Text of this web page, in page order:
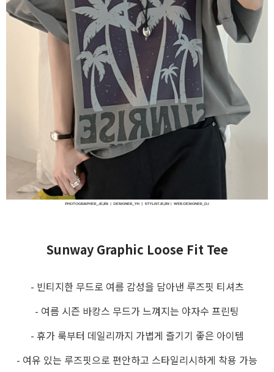
Sunway Graphic Loose Fit Tee
- 빈티지한 무드로 여름 감성을 담아낸 루즈핏 티셔츠
- 여름 시즌 바캉스 무드가 느껴지는 야자수 프린팅
- 휴가 룩부터 데일리까지 가볍게 즐기기 좋은 아이템
- 여유 있는 루즈핏으로 편안하고 스타일리시하게 착용 가능